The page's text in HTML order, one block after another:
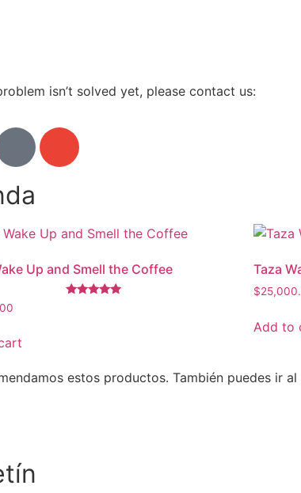
isn’t solved yet, please contact us:
Up and Smell the Coffee Taza
$
Add to
estos productos. También puedes ir